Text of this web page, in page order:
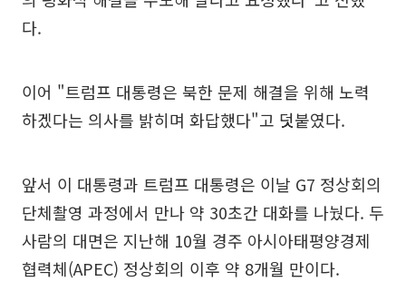
다.
이어 "트럼프 대통령은 북한 문제 해결을 위해 노력
하겠다는 의사를 밝히며 화답했다"고 덧붙였다.
앞서 이 대통령과 트럼프 대통령은 이날 G7 정상회의
단체촬영 과정에서 만나 약 30초간 대화를 나눴다. 두
사람의 대면은 지난해 10월 경주 아시아태평양경제
협력체(APEC) 정상회의 이후 약 8개월 만이다.